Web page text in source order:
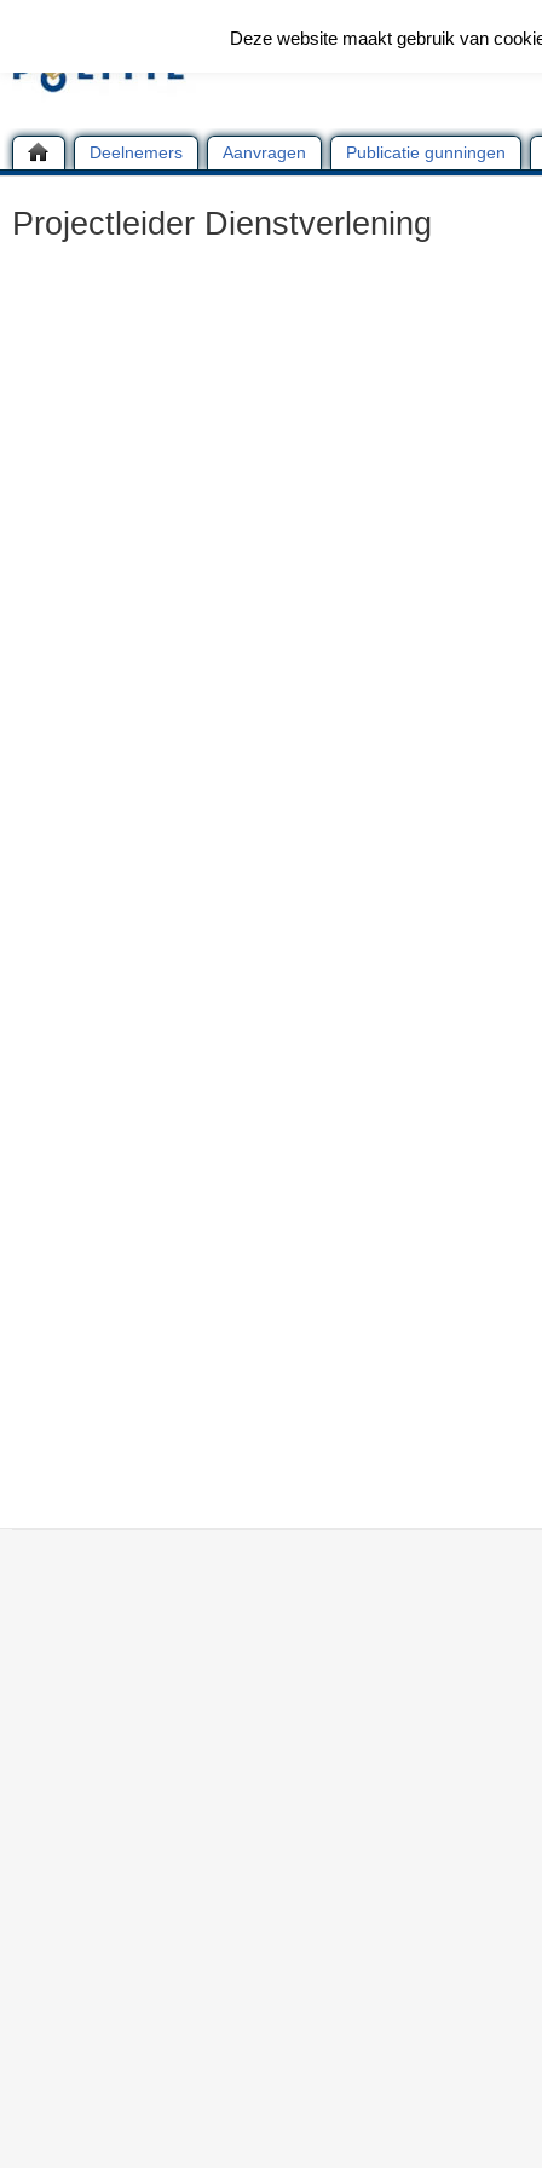
Deelnemers Aanvragen Publicatie gunningen
Projectleider Dienstverlening
Deze website maakt gebruik van